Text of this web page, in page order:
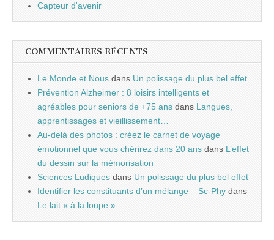
Capteur d'avenir
COMMENTAIRES RÉCENTS
Le Monde et Nous dans Un polissage du plus bel effet
Prévention Alzheimer : 8 loisirs intelligents et
agréables pour seniors de +75 ans dans Langues,
apprentissages et vieillissement…
Au-delà des photos : créez le carnet de voyage
émotionnel que vous chérirez dans 20 ans dans L’effet
du dessin sur la mémorisation
Sciences Ludiques dans Un polissage du plus bel effet
Identifier les constituants d’un mélange – Sc-Phy dans
Le lait « à la loupe »